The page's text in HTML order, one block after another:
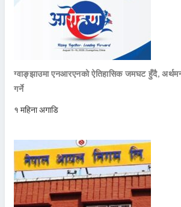
ग्वाङ्झाउमा एनआरएनको ऐतिहासिक जमघट हुँदै,
गर्ने
१ महिना अगाडि